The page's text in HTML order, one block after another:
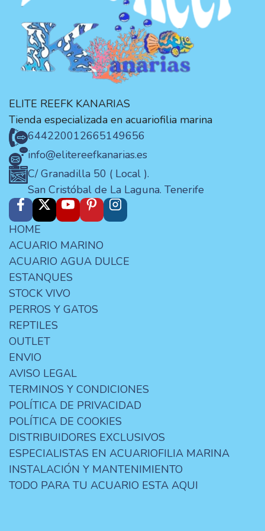
ELITE REEFK KANARIAS
Tienda especializada en acuariofilia marina
644220012665149656
info@elitereefkanarias.es
C/ Granadilla 50 ( Local ).
San Cristóbal de La Laguna. Tenerife
HOME
ACUARIO MARINO
ACUARIO AGUA DULCE
ESTANQUES
STOCK VIVO
PERROS Y GATOS
REPTILES
OUTLET
ENVIO
AVISO LEGAL
TERMINOS Y CONDICIONES
POLÍTICA DE PRIVACIDAD
POLÍTICA DE COOKIES
DISTRIBUIDORES EXCLUSIVOS
ESPECIALISTAS EN ACUARIOFILIA MARINA
INSTALACIÓN Y MANTENIMIENTO
TODO PARA TU ACUARIO ESTA AQUI